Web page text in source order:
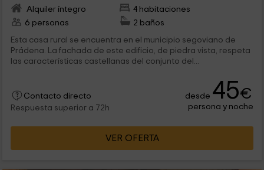
Alquiler íntegro
4 habitaciones
6 personas
2 baños
Esta casa rural se encuentra en el municipio segoviano de
Prádena. La fachada de este edificio, de piedra vista, respeta
las características castellanas del conjunto del...
Contacto directo
Respuesta superior a 72h
desde 45€
persona y noche
VER OFERTA